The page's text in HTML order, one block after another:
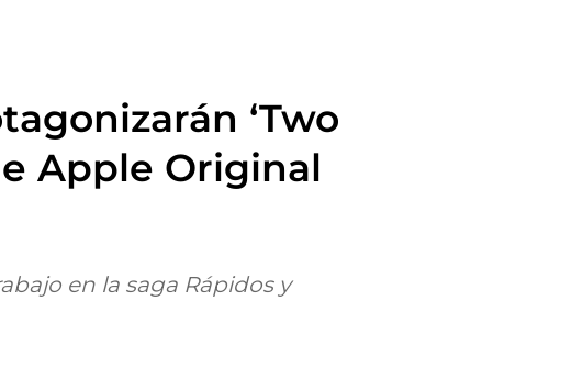
‘Two
Apple Original
en la saga Rápidos y